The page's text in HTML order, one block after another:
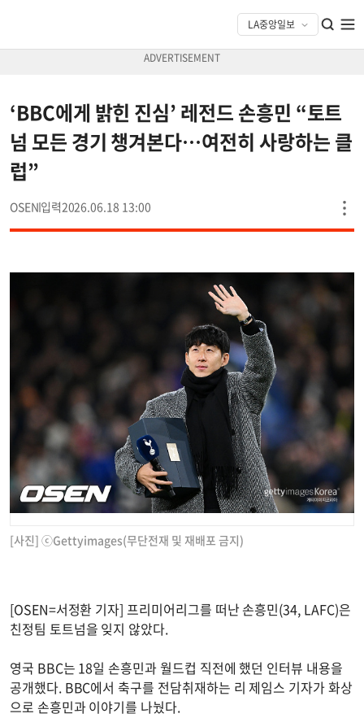
‘BBC에게 밝힌 진심’ 레전드 손흥민 “토트
넘 모든 경기 챙겨본다…여전히 사랑하는 클
럽”
OSEN 2026.06.18 13:00
[사진] ⓒGettyimages(무단전재 및 재배포 금지)
[OSEN=서정환 기자] 프리미어리그를 떠난 손흥민(34, LAFC)은
친정팀 토트넘을 잊지 않았다.
영국 BBC는 18일 손흥민과 월드컵 직전에 했던 인터뷰 내용을
공개했다. BBC에서 축구를 전담취재하는 리 제임스 기자가 화상
으로 손흥민과 이야기를 나눴다.